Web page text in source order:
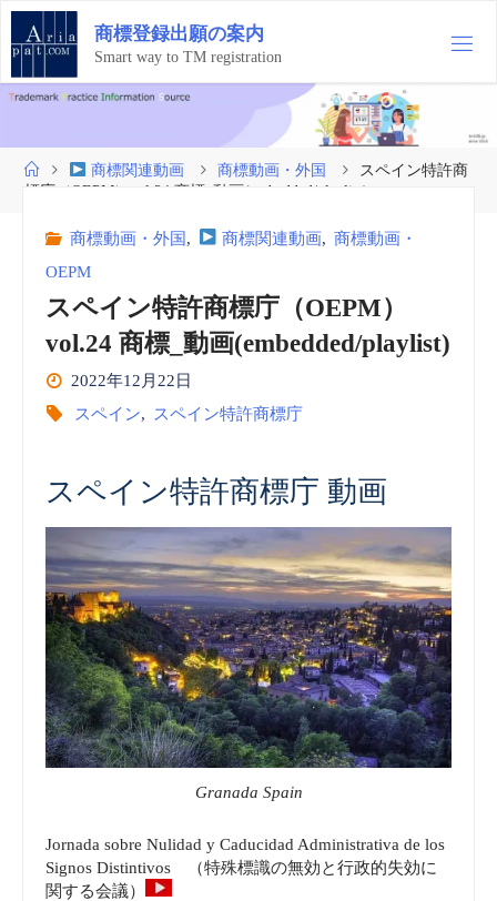
コ
テ
ン
ツ
ス
商標登録出願の案内
Smart way to TM registration
ホ
ー
商標関連動画 商標動画・外国
スペイン特許商
標庁（OEPM）vol.24 商標_動画(embedded/playlist)
商標動画・外国, 商標関連動画, 商標動画・
OEPM
スペイン特許商標庁（OEPM）
vol.24 商標_動画(embedded/playlist)
2022年12月22日
スペイン, スペイン特許商標庁
スペイン特許商標庁 動画
Granada Spain
Jornada sobre Nulidad y Caducidad Administrativa de los
Signos Distintivos （特殊標識の無効と行政的失効に
関する会議）